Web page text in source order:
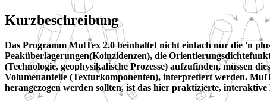
Kurzbeschreibung
Das Programm MulTex 2.0 beinhaltet nicht einfach nur die 'n
Peaküberlagerungen(Koinzidenzen), die
(Technologie, geophysikalische Prozesse) aufzufinden, müssen
Volumenanteile (Texturkomponenten), interpretiert werden.
herangezogen werden sollten, ist das hier praktizierte,